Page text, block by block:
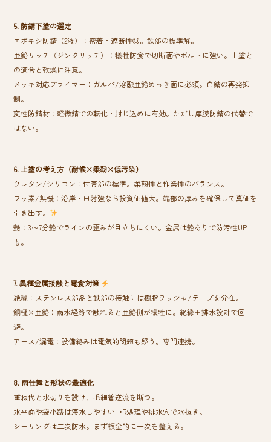
5. 防錆下塗の選定
エポキシ防錆（2液）：密着・遮断性◎。鉄部の標準解。
亜鉛リッチ（ジンクリッチ）：犠牲防食で切断面やボルトに強い。上塗と
の適合と乾燥に注意。
メッキ対応プライマー：ガルバ/溶融亜鉛めっき面に必須。白錆の再発抑
制。
変性防錆材：軽微錆での転化・封じ込めに有効。ただし厚膜防錆の代替で
はない。
6. 上塗の考え方（耐候×柔靭×低汚染）
ウレタン/シリコン：付帯部の標準。柔靭性と作業性のバランス。
フッ素/無機：沿岸・日射強なら投資価値大。端部の厚みを確保して真価を
引き出す。
艶：3〜7分艶でラインの歪みが目立ちにくい。金属は艶ありで防汚性UP
も。
7. 異種金属接触と電食対策
絶縁：ステンレス部品と鉄部の接触には樹脂ワッシャ/テープを介在。
銅樋×亜鉛：雨水経路で触れると亜鉛側が犠牲に。絶縁＋排水設計で回
避。
アース/漏電：設備絡みは電気的問題も疑う。専門連携。
8. 雨仕舞と形状の最適化
重ね代と水切りを設け、毛細管逆流を断つ。
水平面や袋小路は滞水しやすい→R処理や排水穴で水抜き。
シーリングは二次防水。まず板金的に一次を整える。